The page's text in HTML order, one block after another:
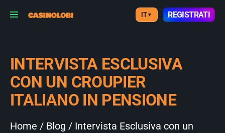
IT▼ REGISTRATI
INTERVISTA ESCLUSIVA
CON UN CROUPIER
ITALIANO IN PENSIONE
Home / Blog / Intervista Esclusiva con un